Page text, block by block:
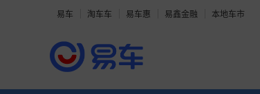
易车 淘车车 易车惠 易鑫金融 本地车市
西雅特
星海狮
夏普